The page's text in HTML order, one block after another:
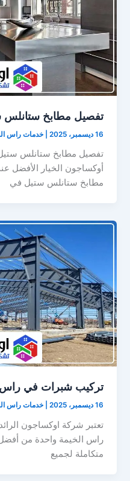
تفصيل مطابخ ستانلس
16 ديسمبر، 2025 |خدمات راس
تفصيل مطابخ ستانلس
أوكساجون الخيار الأفضل
مطابخ ستانلس ستيل في
تركيب شبرات في راس
16 ديسمبر، 2025 |خدمات راس
تعتبر شركة اوكساجون
راس الخيمة واحدة من
متكاملة لجميع